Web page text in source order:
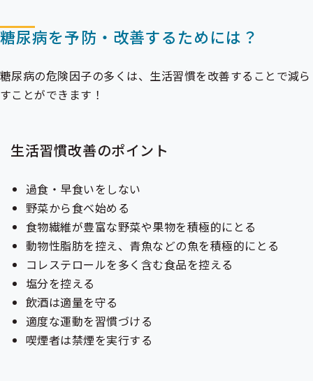
糖尿病を予防・改善するためには？
糖尿病の危険因子の多くは、生活習慣を改善することで減ら
すことができます！
生活習慣改善のポイント
過食・早食いをしない
野菜から食べ始める
食物繊維が豊富な野菜や果物を積極的にとる
動物性脂肪を控え、青魚などの魚を積極的にとる
コレステロールを多く含む食品を控える
塩分を控える
飲酒は適量を守る
適度な運動を習慣づける
喫煙者は禁煙を実行する